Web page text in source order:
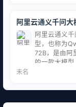
性能。
这是一个基
味着它在训练
行学习。 对标
ChatGPT：
美国OpenAI
聊天机器人
中国产品，
据称是中国
阿里云通义千问大
阿里云通义千
型，也称为
72B，是由阿
的一款大模型
720亿参数，
型。 Qwen-
未名